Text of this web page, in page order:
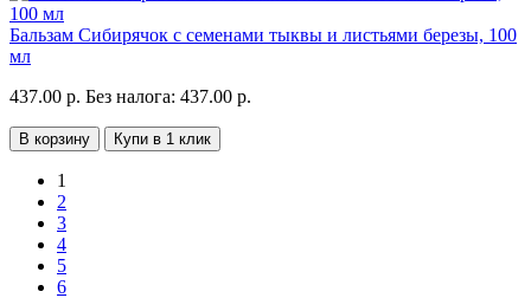
Бальзам Сибирячок с семенами тыквы и листьями березы, 100
мл
437.00 р. Без налога: 437.00 р.
В корзину Купи в 1 клик
1
2
3
4
5
6